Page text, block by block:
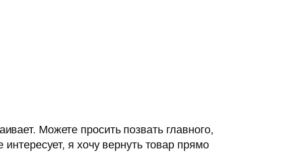
Можете просить позвать главного,
я хочу вернуть товар прямо